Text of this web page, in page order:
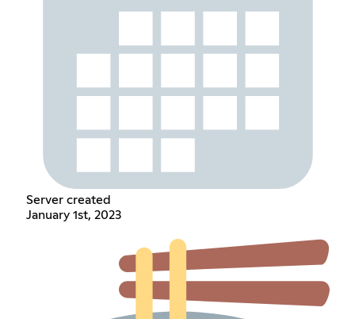
Server created
January 1st, 2023